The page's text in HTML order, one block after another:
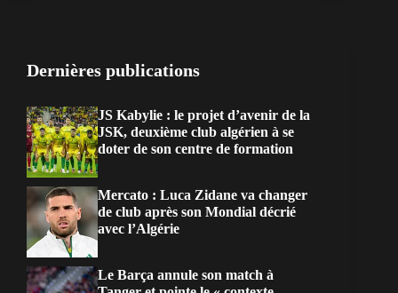
Dernières publications
JS Kabylie : le projet d’avenir de la
JSK, deuxième club algérien à se
doter de son centre de formation
Mercato : Luca Zidane va changer
de club après son Mondial décrié
avec l’Algérie
Le Barça annule son match à